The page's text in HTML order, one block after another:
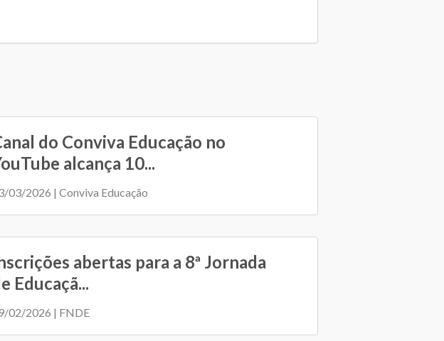
do Conviva Educação no
alcança 10...
03/2026 | Conviva Educação
abertas para a 8ª Jornada
Educaçã...
02/2026 | FNDE